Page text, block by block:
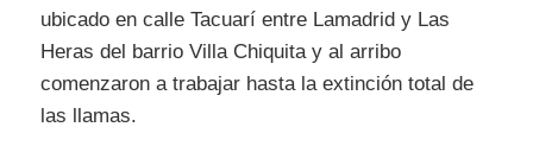
ubicado en calle Tacuarí entre Lamadrid y Las
Heras del barrio Villa Chiquita y al arribo
comenzaron a trabajar hasta la extinción total de
las llamas.